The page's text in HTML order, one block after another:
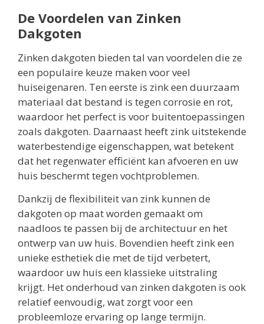
De Voordelen van Zinken
Dakgoten
Zinken dakgoten bieden tal van voordelen die ze
een populaire keuze maken voor veel
huiseigenaren. Ten eerste is zink een duurzaam
materiaal dat bestand is tegen corrosie en rot,
waardoor het perfect is voor buitentoepassingen
zoals dakgoten. Daarnaast heeft zink uitstekende
waterbestendige eigenschappen, wat betekent
dat het regenwater efficiënt kan afvoeren en uw
huis beschermt tegen vochtproblemen.
Dankzij de flexibiliteit van zink kunnen de
dakgoten op maat worden gemaakt om
naadloos te passen bij de architectuur en het
ontwerp van uw huis. Bovendien heeft zink een
unieke esthetiek die met de tijd verbetert,
waardoor uw huis een klassieke uitstraling
krijgt. Het onderhoud van zinken dakgoten is ook
relatief eenvoudig, wat zorgt voor een
probleemloze ervaring op lange termijn.